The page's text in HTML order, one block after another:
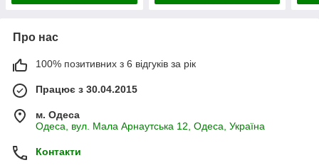
Про нас
100% позитивних з 6 відгуків за рік
Працює з 30.04.2015
м. Одеса
Одеса, вул. Мала Арнаутська 12, Одеса, Україна
Контакти